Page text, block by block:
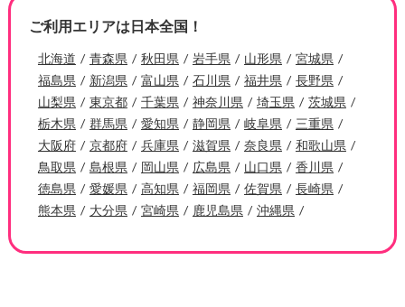
ご利用エリアは日本全国！
北海道 青森県 秋田県 岩手県 山形県
宮城県
福島県
新潟県 富山県 石川県 福井県
長野県
山梨県
東京都 千葉県 神奈川県 埼玉県
茨城県
栃木県
群馬県 愛知県 静岡県 岐阜県
三重県
大阪府
京都府 兵庫県 滋賀県 奈良県
和歌山県
鳥取県
島根県 岡山県 広島県 山口県
香川県
徳島県
愛媛県 高知県 福岡県 佐賀県
長崎県
熊本県
大分県 宮崎県 鹿児島県 沖縄県